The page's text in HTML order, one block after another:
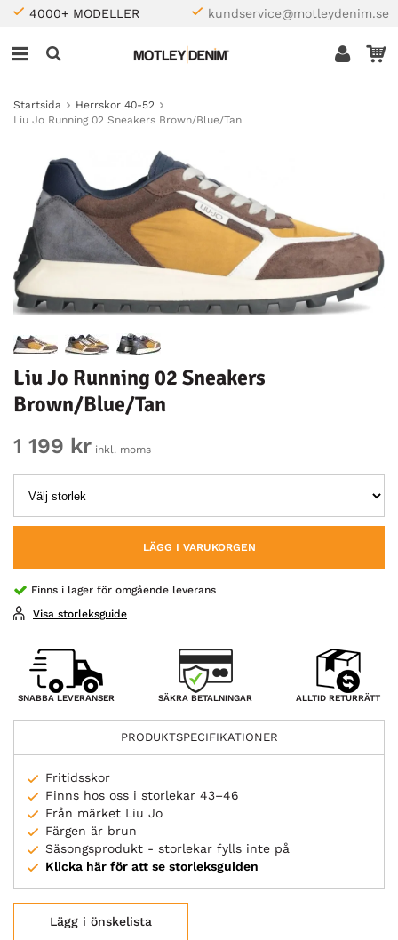
4000+ MODELLER kundservice@motleydenim.se
Startsida
Herrskor 40-52
Liu Jo Running 02 Sneakers Brown/Blue/Tan
Liu Jo Running 02 Sneakers
Brown/Blue/Tan
1 199 kr inkl. moms
LÄGG I VARUKORGEN
Finns i lager för omgående leverans
Visa storleksguide
SNABBA LEVERANSER SÄKRA BETALNINGAR ALLTID RETURRÄTT
PRODUKTSPECIFIKATIONER
Fritidsskor
Finns hos oss i storlekar 43–46
Från märket Liu Jo
Färgen är brun
Säsongsprodukt - storlekar fylls inte på
Klicka här för att se storleksguiden
Lägg i önskelista